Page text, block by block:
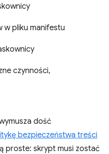
w pliku manifestu
czynności,
dość
bezpieczeństwa treści
proste: skrypt musi zostać